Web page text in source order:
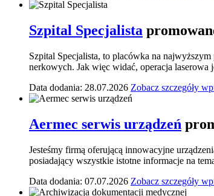
Szpital Specjalista
Szpital Specjalista, to placówka na
nerkowych. Jak więc widać, operacja
Data dodania: 28.07.2026 Zobacz szczegóły
Aermec serwis urządzeń
Jesteśmy firmą oferującą innowacyjne
posiadający wszystkie istotne informacje na
Data dodania: 07.07.2026 Zobacz szczegóły